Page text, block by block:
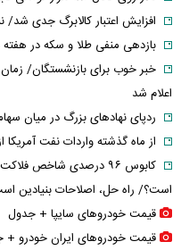
افزایش اعتبار کالابرگ جدی
بازدهی منفی طلا و سکه در هفته دوم
خبر خوب برای بازنشستگان/
اعلام شد
ردپای نهاد‌های بزرگ در میان سهامداران
از ماه گذشته واردات نفت
کابوس ۹۶ درصدی شاخص
است؟/ راه حل، اصلاحات بنیادین
قیمت خودرو‌های سایپا + جدول
قیمت خودرو‌های ایران خودرو